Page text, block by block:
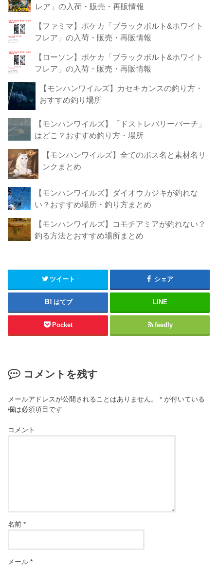
レア」の入荷・販売・再販情報
【ファミマ】ポケカ「ブラックボルト&ホワイト
フレア」の入荷・販売・再販情報
【ローソン】ポケカ「ブラックボルト&ホワイト
フレア」の入荷・販売・再販情報
【モンハンワイルズ】カセキカンスの釣り方・
おすすめ釣り場所
【モンハンワイルズ】「ドストレバリーパーチ」
はどこ？おすすめ釣り方・場所
【モンハンワイルズ】全てのボス名と素材名リ
ンクまとめ
【モンハンワイルズ】ダイオウカジキが釣れな
い？おすすめ場所・釣り方まとめ
【モンハンワイルズ】コモチアミアが釣れない？
釣る方法とおすすめ場所まとめ
ツイート シェア
はてブ LINE
Pocket feedly
コメントを残す
メールアドレスが公開されることはありません。 * が付いている
欄は必須項目です
コメント
名前*
メール*